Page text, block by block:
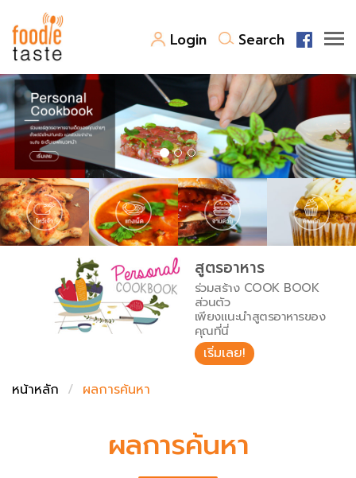
Login Search
สูตรอาหาร
สูตรอาหารล่าสุด
Top Foodie
พาไปชิม
สารพันก้นครัว
เคล็ดลับน่ารู้
เปรียบเทียบหน่วยการตวง
เปรียบเทียบอุณหภูมิ
เปรียบเทียบน้ำหนักวัตถุดิบ
FoodPedia
สร้าง Cookbook
สูตรอาหาร
ร่วมสร้าง COOK BOOK
ส่วนตัว
เพียงแนะนำสูตรอาหารของ
คุณที่นี่
เริ่มเลย!
หน้าหลัก
ผลการค้นหา
ผลการค้นหา